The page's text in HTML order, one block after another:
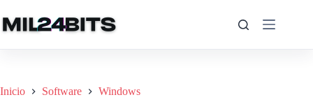
al
contenido
Inicio Software Windows